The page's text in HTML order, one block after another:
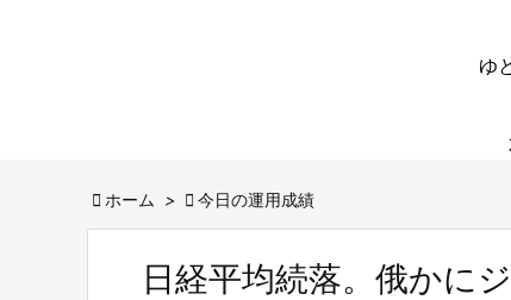
ゆ
 ホーム >  今日の運用成績
日経平均続落。俄かに